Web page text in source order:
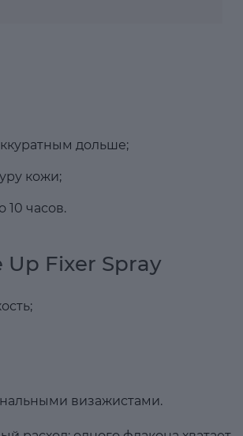
дольше;
кожи;
часов.
Up Fixer Spray
визажистами.